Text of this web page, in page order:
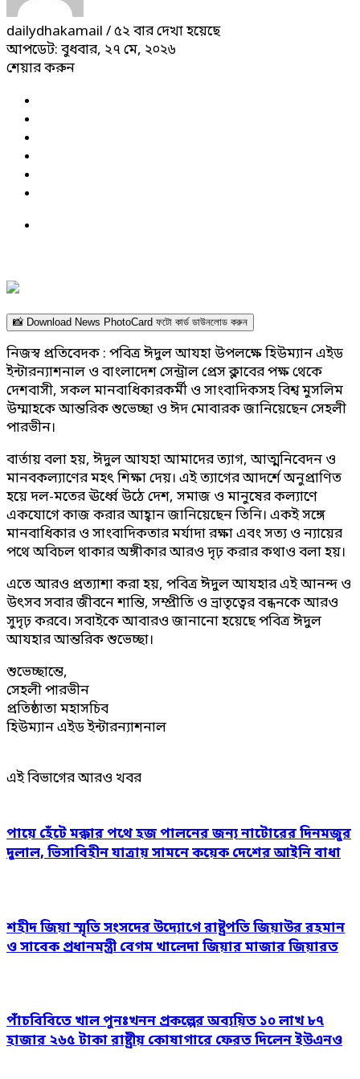
dailydhakamail / ৫২ বার দেখা হয়েছে
আপডেট: বুধবার, ২৭ মে, ২০২৬
শেয়ার করুন
📸 Download News PhotoCard ফটো কার্ড ডাউনলোড করুন
নিজস্ব প্রতিবেদক : পবিত্র ঈদুল আযহা উপলক্ষে হিউম্যান এইড
ইন্টারন্যাশনাল ও বাংলাদেশ সেন্ট্রাল প্রেস ক্লাবের পক্ষ থেকে
দেশবাসী, সকল মানবাধিকারকর্মী ও সাংবাদিকসহ বিশ্ব মুসলিম
উম্মাহকে আন্তরিক শুভেচ্ছা ও ঈদ মোবারক জানিয়েছেন সেহলী
পারভীন।
বার্তায় বলা হয়, ঈদুল আযহা আমাদের ত্যাগ, আত্মনিবেদন ও
মানবকল্যাণের মহৎ শিক্ষা দেয়। এই ত্যাগের আদর্শে অনুপ্রাণিত
হয়ে দল-মতের ঊর্ধ্বে উঠে দেশ, সমাজ ও মানুষের কল্যাণে
একযোগে কাজ করার আহ্বান জানিয়েছেন তিনি। একই সঙ্গে
মানবাধিকার ও সাংবাদিকতার মর্যাদা রক্ষা এবং সত্য ও ন্যায়ের
পথে অবিচল থাকার অঙ্গীকার আরও দৃঢ় করার কথাও বলা হয়।
এতে আরও প্রত্যাশা করা হয়, পবিত্র ঈদুল আযহার এই আনন্দ ও
উৎসব সবার জীবনে শান্তি, সম্প্রীতি ও ভ্রাতৃত্বের বন্ধনকে আরও
সুদৃঢ় করবে। সবাইকে আবারও জানানো হয়েছে পবিত্র ঈদুল
আযহার আন্তরিক শুভেচ্ছা।
শুভেচ্ছান্তে,
সেহলী পারভীন
প্রতিষ্ঠাতা মহাসচিব
হিউম্যান এইড ইন্টারন্যাশনাল
এই বিভাগের আরও খবর
পায়ে হেঁটে মক্কার পথে হজ পালনের জন্য নাটোরের দিনমজুর
দুলাল, ভিসাবিহীন যাত্রায় সামনে কয়েক দেশের আইনি বাধা
শহীদ জিয়া স্মৃতি সংসদের উদ্যোগে রাষ্ট্রপতি জিয়াউর রহমান
ও সাবেক প্রধানমন্ত্রী বেগম খালেদা জিয়ার মাজার জিয়ারত
পাঁচবিবিতে খাল পুনঃখনন প্রকল্পের অব্যয়িত ১০ লাখ ৮৭
হাজার ২৬৫ টাকা রাষ্ট্রীয় কোষাগারে ফেরত দিলেন ইউএনও